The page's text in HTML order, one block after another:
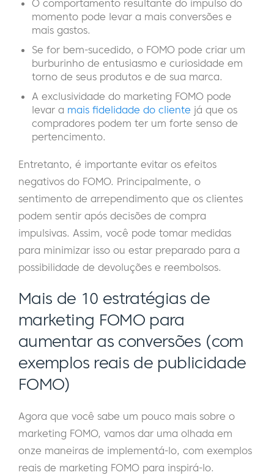
O comportamento resultante do impulso do
momento pode levar a mais conversões e
mais gastos.
Se for bem-sucedido, o FOMO pode criar um
burburinho de entusiasmo e curiosidade em
torno de seus produtos e de sua marca.
A exclusividade do marketing FOMO pode
levar a mais fidelidade do cliente já que os
compradores podem ter um forte senso de
pertencimento.
Entretanto, é importante evitar os efeitos
negativos do FOMO. Principalmente, o
sentimento de arrependimento que os clientes
podem sentir após decisões de compra
impulsivas. Assim, você pode tomar medidas
para minimizar isso ou estar preparado para a
possibilidade de devoluções e reembolsos.
Mais de 10 estratégias de
marketing FOMO para
aumentar as conversões (com
exemplos reais de publicidade
FOMO)
Agora que você sabe um pouco mais sobre o
marketing FOMO, vamos dar uma olhada em
onze maneiras de implementá-lo, com exemplos
reais de marketing FOMO para inspirá-lo.